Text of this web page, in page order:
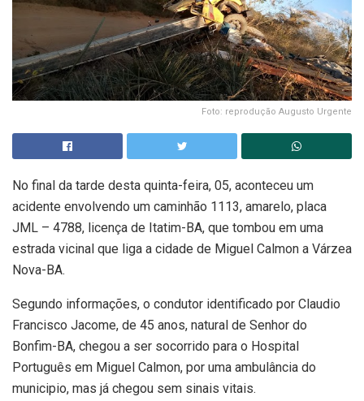
Foto: reprodução Augusto Urgente
No final da tarde desta quinta-feira, 05, aconteceu um
acidente envolvendo um caminhão 1113, amarelo, placa
JML – 4788, licença de Itatim-BA, que tombou em uma
estrada vicinal que liga a cidade de Miguel Calmon a Várzea
Nova-BA.
Segundo informações, o condutor identificado por Claudio
Francisco Jacome, de 45 anos, natural de Senhor do
Bonfim-BA, chegou a ser socorrido para o Hospital
Português em Miguel Calmon, por uma ambulância do
municipio, mas já chegou sem sinais vitais.